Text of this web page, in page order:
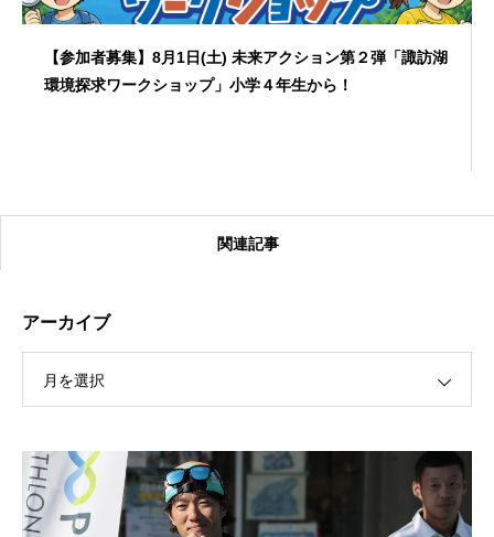
【参加者募集】8月1日(土) 未来アクション第２弾「諏訪湖
環境探求ワークショップ」小学４年生から！
【受付終了】2026大会同日開催！カヤックに乗って諏訪
関連記事
アーカイブ
月を選択